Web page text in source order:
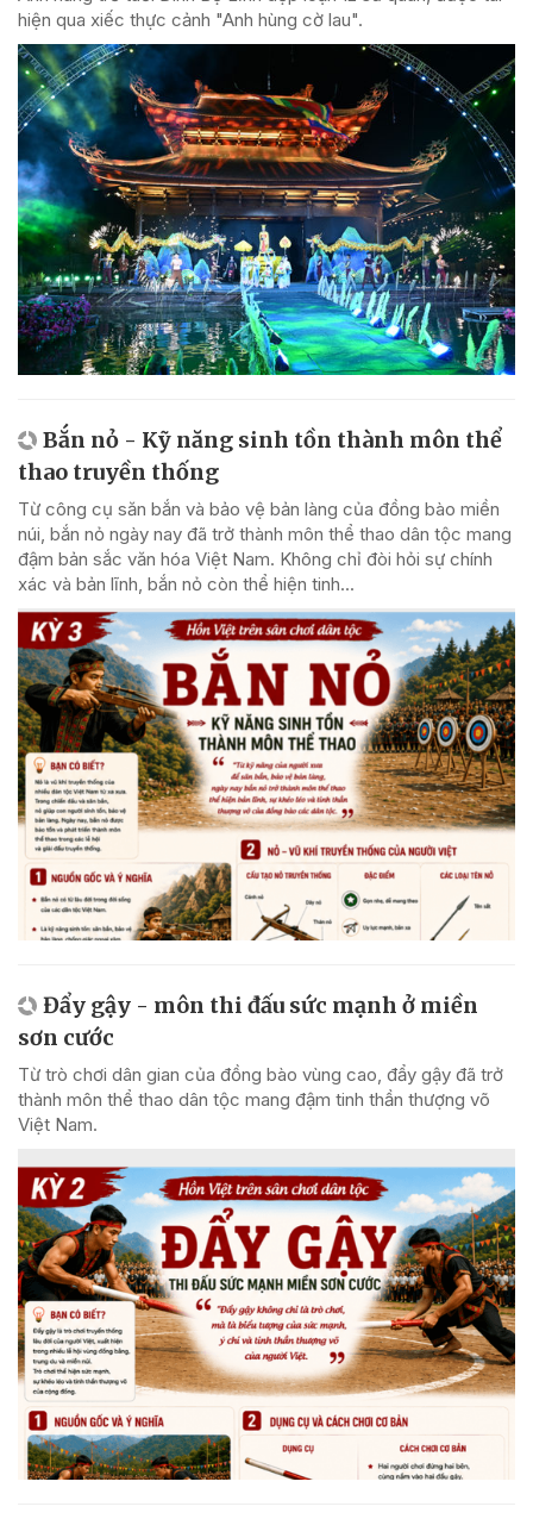
hiện qua xiếc thực cảnh "Anh hùng cờ lau".
Bắn nỏ - Kỹ năng sinh tồn thành môn thể
thao truyền thống
Từ công cụ săn bắn và bảo vệ bản làng của đồng bào miền
núi, bắn nỏ ngày nay đã trở thành môn thể thao dân tộc mang
đậm bản sắc văn hóa Việt Nam. Không chỉ đòi hỏi sự chính
xác và bản lĩnh, bắn nỏ còn thể hiện tinh...
Đẩy gậy - môn thi đấu sức mạnh ở miền
sơn cước
Từ trò chơi dân gian của đồng bào vùng cao, đẩy gậy đã trở
thành môn thể thao dân tộc mang đậm tinh thần thượng võ
Việt Nam.